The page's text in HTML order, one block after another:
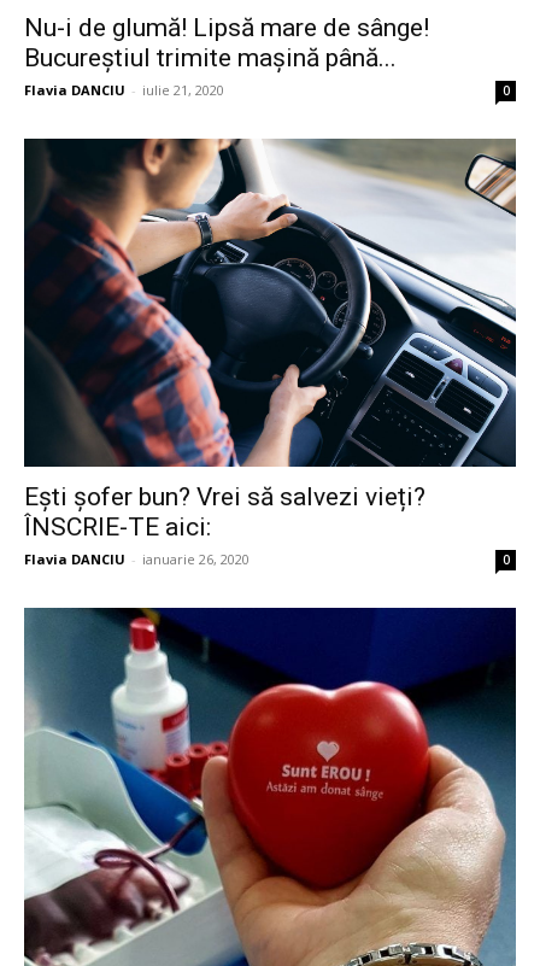
Nu-i de glumă! Lipsă mare de sânge!
Bucureștiul trimite mașină până...
Flavia DANCIU - iulie 21, 2020 0
Ești șofer bun? Vrei să salvezi vieți?
ÎNSCRIE-TE aici:
Flavia DANCIU - ianuarie 26, 2020 0